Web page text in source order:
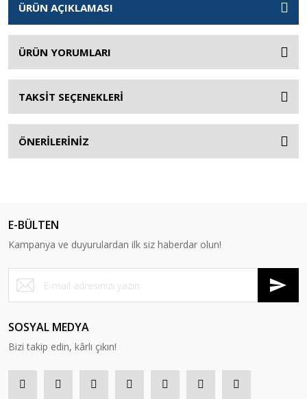
ÜRÜN AÇIKLAMASI
ÜRÜN YORUMLARI
TAKSİT SEÇENEKLERİ
ÖNERİLERİNİZ
E-BÜLTEN
Kampanya ve duyurulardan ilk siz haberdar olun!
SOSYAL MEDYA
Bizi takip edin, kârlı çıkın!